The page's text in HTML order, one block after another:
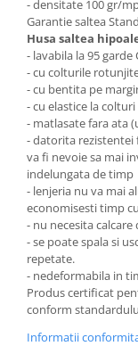
- densitate 100 gr/
Garantie saltea
Husa saltea
- lavabila la 95
- cu colturile
- cu bentita pe
- cu elastice la
- matlasate fara ata
- datorita rezistentei
va fi nevoie sa mai
indelungata de timp
- lenjeria nu va mai
economisesti timp
- nu necesita calcare
- se poate spala si
repetate.
- nedeformabila in
Produs certificat
conform
Informatii